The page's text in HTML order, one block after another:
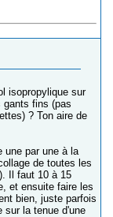
isopropylique sur
gants fins (pas
? Ton aire de
une par une à la
de toutes les
Il faut 10 à 15
et ensuite faire les
bien, juste parfois
sur la tenue d'une